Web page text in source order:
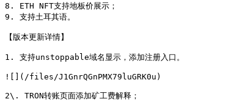
8. ETH NFT支持地板价展示；
9. 支持土耳其语。
【版本更新详情】
1. 支持unstoppable域名显示，添加注册入口。
![](/files/J1GnrQGnPMX79luGRK0u)
2\. TRON转账页面添加矿工费解释；